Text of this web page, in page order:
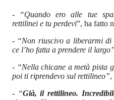
-
“Quando ero alle tue
rettilinei e tu perdevi”, ha fatto
- “Non riuscivo a liberarmi
ce l’ho fatta a prendere il
- “Nella chicane a metà pista
poi ti riprendevo sul rettilineo”,
- “Già, il rettilineo.